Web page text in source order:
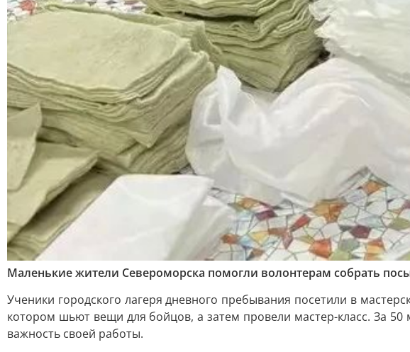
Маленькие жители Североморска помогли волонтерам собрать
Ученики городского лагеря дневного пребывания посетили в
котором шьют вещи для бойцов, а затем провели мастер-класс. За
важность своей работы.